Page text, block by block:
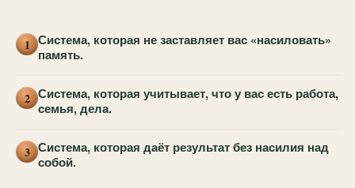
1 Система, которая не заставляет вас «насиловать»
память.
2 Система, которая учитывает, что у вас есть работа,
семья, дела.
3 Система, которая даёт результат без насилия над
собой.